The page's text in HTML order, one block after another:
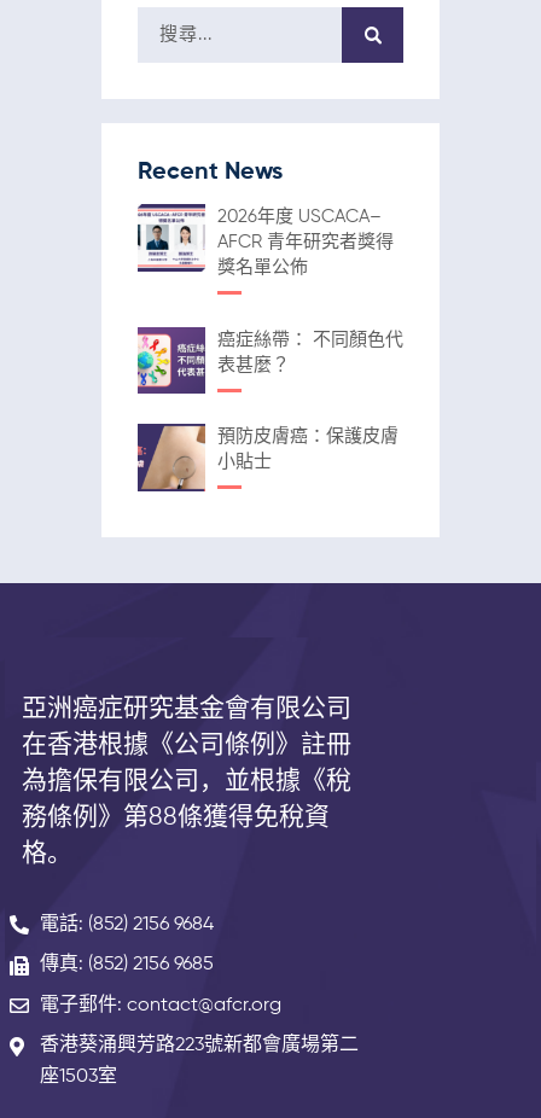
Recent News
2026年度 USCACA–
AFCR 青年研究者獎得
獎名單公佈
癌症絲帶： 不同顏色代
表甚麼？
預防皮膚癌：保護皮膚
小貼士
亞洲癌症研究基金會有限公司
在香港根據《公司條例》註冊
為擔保有限公司，並根據《稅
務條例》第88條獲得免稅資
格。
電話: (852) 2156 9684
傳真: (852) 2156 9685
電子郵件: contact@afcr.org
香港葵涌興芳路223號新都會廣場第二
座1503室